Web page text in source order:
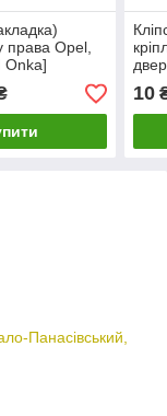
права Opel,
10
Панасівський,